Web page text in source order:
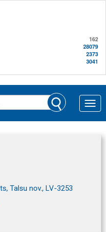
162
28079
2373
3041
Toggle
Talsu nov., LV-3253